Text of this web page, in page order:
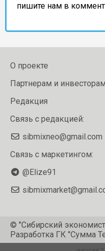
пишите нам в
О проекте
Партнерам и инвесторам
Редакция
Связь с редакцией:
sibmixneo@gmail.com
Связь с маркетингом:
@Elize91
© "Сибирский
Разработка ГК "Сумма